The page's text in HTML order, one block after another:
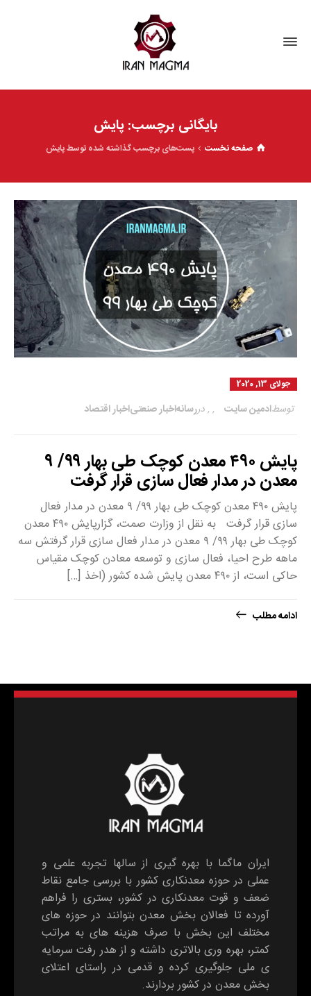
بایگانی برچسب: پایش
صفحه نخست پست‌های برچسب گذاشته شده توسط پایش
جولای 13, 2020
ادمین سایتتوسط اخبار اقتصاد , اخبار صنعتی , رسانهدر
پایش ۴۹۰ معدن کوچک طی بهار ۹۹/ ۹
معدن در مدار فعال سازی قرار گرفت
پایش ۴۹۰ معدن کوچک طی بهار ۹۹/ ۹ معدن در مدار فعال
سازی قرار گرفت به نقل از وزارت صمت، گزارپایش ۴۹۰ معدن
کوچک طی بهار ۹۹/ ۹ معدن در مدار فعال سازی قرار گرفتش سه
ماهه طرح احیا، فعال سازی و توسعه معادن کوچک مقیاس
حاکی است، از ۴۹۰ معدن پایش شده کشور (اخذ […]
ادامه مطلب
ایران ماگما با بهره گیری از سالها تجربه علمی و
عملی در حوزه معدنکاری کشور با بررسی جامع نقاط
ضعف و قوت معدنکاری در کشور، بستری را فراهم
آورده تا فعالان بخش معدن بتوانند در حوزه های
مختلف این بخش با صرف هزینه های به مراتب
کمتر، بهره وری بالاتری داشته و از هدر رفت سرمایه
ی ملی جلوگیری کرده و قدمی در راستای اعتلای
بخش معدن در کشور بردارند.